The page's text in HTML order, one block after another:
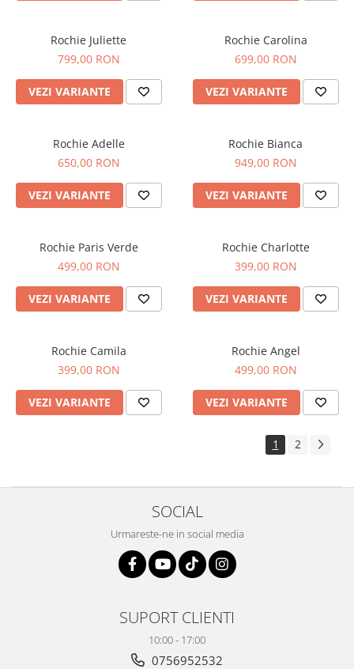
Rochie Juliette
799,00 RON
VEZI VARIANTE
Rochie Carolina
699,00 RON
VEZI VARIANTE
Rochie Adelle
650,00 RON
VEZI VARIANTE
Rochie Bianca
949,00 RON
VEZI VARIANTE
Rochie Paris Verde
499,00 RON
VEZI VARIANTE
Rochie Charlotte
399,00 RON
VEZI VARIANTE
Rochie Camila
399,00 RON
VEZI VARIANTE
Rochie Angel
499,00 RON
VEZI VARIANTE
1 2
SOCIAL
Urmareste-ne in social media
SUPORT CLIENTI
10:00 - 17:00
0756952532